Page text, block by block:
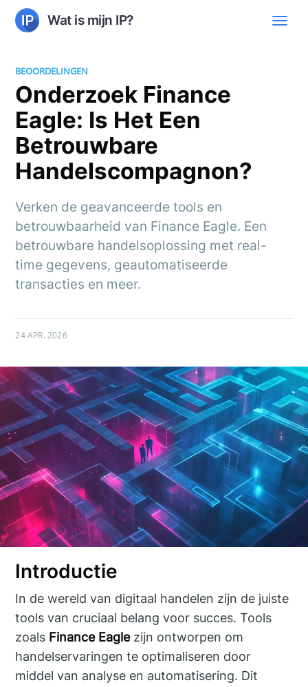
Wat is mijn IP?
BEOORDELINGEN
Onderzoek Finance
Eagle: Is Het Een
Betrouwbare
Handelscompagnon?
Verken de geavanceerde tools en
betrouwbaarheid van Finance Eagle. Een
betrouwbare handelsoplossing met real-
time gegevens, geautomatiseerde
transacties en meer.
24 APR. 2026
Introductie
In de wereld van digitaal handelen zijn de juiste
tools van cruciaal belang voor succes. Tools
zoals Finance Eaglezijn ontworpen om
handelservaringen te optimaliseren door
middel van analyse en automatisering. Dit